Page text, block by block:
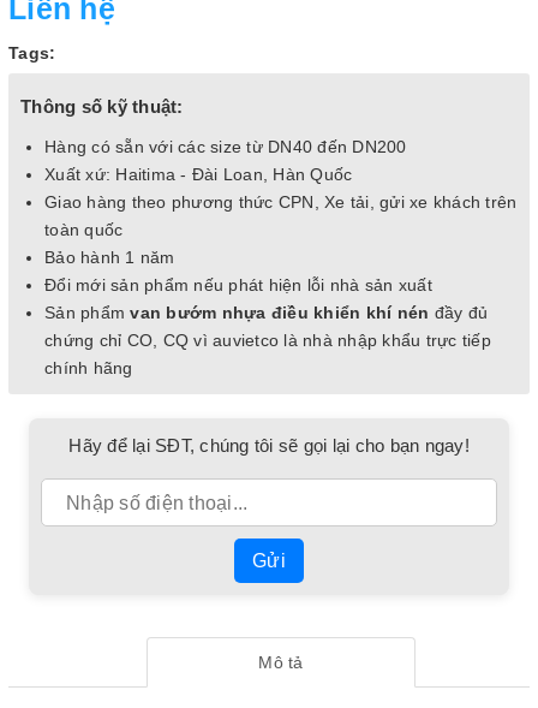
Liên hệ
Tags:
Thông số kỹ thuật:
Hàng có sẵn với các size từ DN40 đến DN200
Xuất xứ: Haitima - Đài Loan, Hàn Quốc
Giao hàng theo phương thức CPN, Xe tải, gửi xe khách trên
toàn quốc
Bảo hành 1 năm
Đổi mới sản phẩm nếu phát hiện lỗi nhà sản xuất
Sản phẩmvan bướm nhựa điều khiển khí nén đầy đủ
chứng chỉ CO, CQ vì auvietco là nhà nhập khẩu trực tiếp
chính hãng
Hãy để lại SĐT, chúng tôi sẽ gọi lại cho bạn ngay!
Gửi
Mô tả